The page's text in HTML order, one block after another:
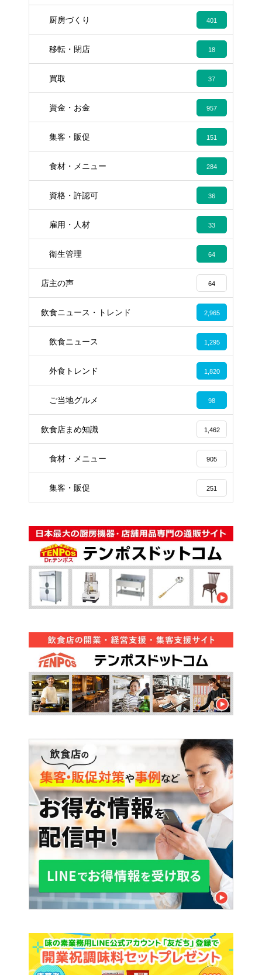
厨房づくり 401
移転・閉店 18
買取 37
資金・お金 957
集客・販促 151
食材・メニュー 284
資格・許認可 36
雇用・人材 33
衛生管理 64
店主の声 64
飲食ニュース・トレンド 2,965
飲食ニュース 1,295
外食トレンド 1,820
ご当地グルメ 98
飲食店まめ知識 1,462
食材・メニュー 905
集客・販促 251